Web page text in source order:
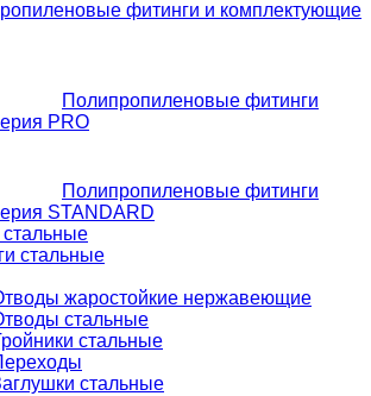
фитинги и комплектующие
Полипропиленовые фитинги
PRO
Полипропиленовые фитинги
STANDARD
стальные
жаростойкие нержавеющие
стальные
стальные
стальные